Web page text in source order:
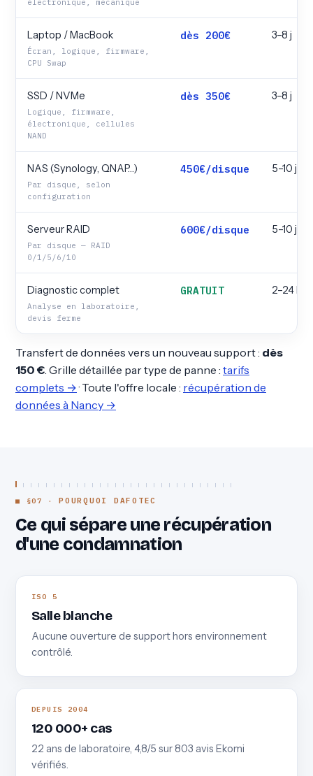
électronique, mécanique
Laptop / MacBook
Écran, logique, firmware,
CPU Swap
dès 200€ 3–8 j
SSD / NVMe
Logique, firmware,
électronique, cellules
NAND
dès 350€ 3–8 j
NAS (Synology, QNAP…)
Par disque, selon
configuration
450€/disque 5–10 j
Serveur RAID
Par disque — RAID
0/1/5/6/10
600€/disque 5–10 j
Diagnostic complet
Analyse en laboratoire,
devis ferme
GRATUIT 2–24 h
Transfert de données vers un nouveau support : dès
150 €. Grille détaillée par type de panne : tarifs
complets →· Toute l'offre locale : récupération de
données à Nancy →
POURQUOI DAFOTEC
Ce qui sépare une récupération
d'une condamnation
ISO 5
Salle blanche
Aucune ouverture de support hors environnement
contrôlé.
DEPUIS 2004
120 000+ cas
22 ans de laboratoire, 4,8/5 sur 803 avis Ekomi
vérifiés.